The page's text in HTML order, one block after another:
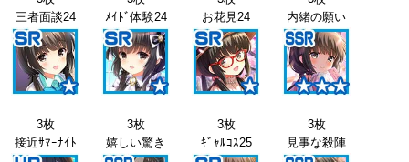
三者面談24
ﾒｲﾄﾞ体験24
お花見24
内緒の願い
3枚
接近ｻﾏｰﾅｲﾄ
3枚
嬉しい驚き
3枚
ｷﾞｬﾙｺｽ25
3枚
見事な殺陣